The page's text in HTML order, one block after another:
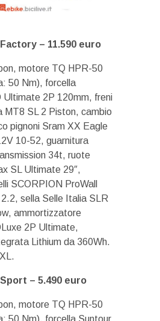
Factory – 11.590 euro
motore TQ HPR-50
50 Nm), forcella
Ultimate 2P 120mm, freni
MT8 SL 2 Piston, cambio
pignoni Sram XX Eagle
10-52, guarnitura
34t, ruote
SL Ultimate 29″,
SCORPION ProWall
sella Selle Italia SLR
ammortizzatore
2P Ultimate,
Lithium da 360Wh.
Sport – 5.490 euro
motore TQ HPR-50
50 Nm), forcella Suntour